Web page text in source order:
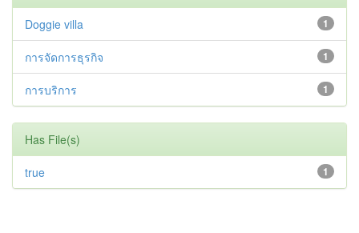
1
Doggie villa
1
การจัดการธุรกิจ
1
การบริการ
Has File(s)
1
true